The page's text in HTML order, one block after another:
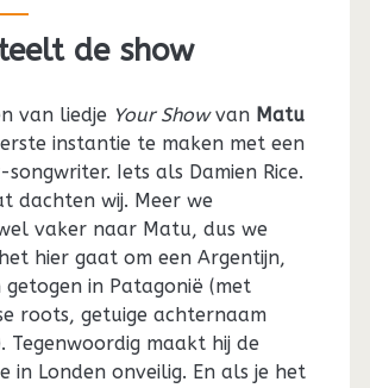
de show
van liedje Your Showvan Matu
instantie te maken met een
songwriter. Iets als Damien Rice.
dachten wij. Meer we
vaker naar Matu, dus we
hier gaat om een Argentijn,
getogen in Patagonië (met
roots, getuige achternaam
Tegenwoordig maakt hij de
in Londen onveilig. En als je het